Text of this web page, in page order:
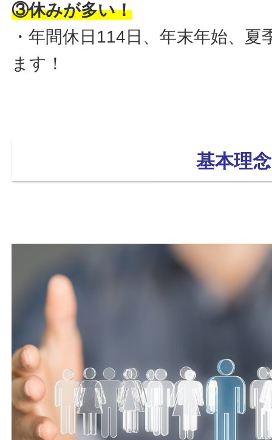
③休みが多い！
・年間休日114日、年末年始、
ます！
基本理念